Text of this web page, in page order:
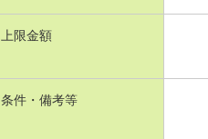
上限金額
条件・備考等